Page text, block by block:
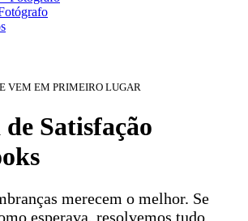
VEM EM PRIMEIRO LUGAR
Satisfação
merecem o melhor. Se
esperava, resolvemos tudo